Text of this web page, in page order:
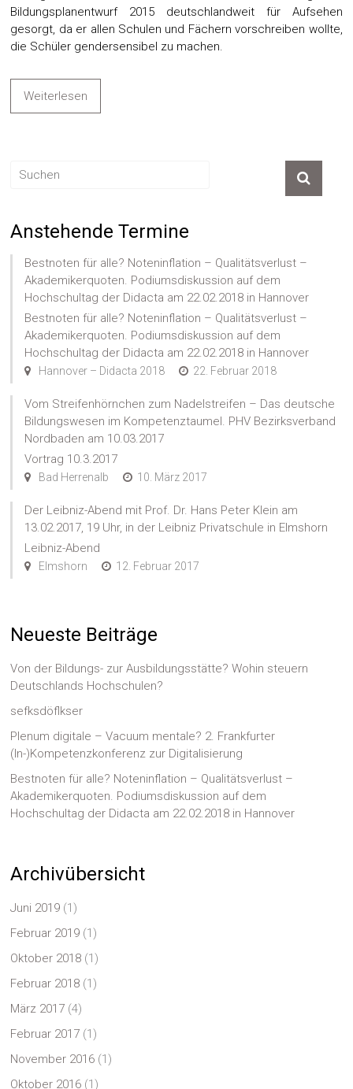
Bildungsplanentwurf 2015 deutschlandweit für Aufsehen
gesorgt, da er allen Schulen und Fächern vorschreiben wollte,
die Schüler gendersensibel zu machen.
Weiterlesen
Anstehende Termine
Bestnoten für alle? Noteninflation – Qualitätsverlust –
Akademikerquoten. Podiumsdiskussion auf dem
Hochschultag der Didacta am 22.02.2018 in Hannover
Bestnoten für alle? Noteninflation – Qualitätsverlust –
Akademikerquoten. Podiumsdiskussion auf dem
Hochschultag der Didacta am 22.02.2018 in Hannover
Hannover – Didacta 2018 22. Februar 2018
Vom Streifenhörnchen zum Nadelstreifen – Das deutsche
Bildungswesen im Kompetenztaumel. PHV Bezirksverband
Nordbaden am 10.03.2017
Vortrag 10.3.2017
Bad Herrenalb 10. März 2017
Der Leibniz-Abend mit Prof. Dr. Hans Peter Klein am
13.02.2017, 19 Uhr, in der Leibniz Privatschule in Elmshorn
Leibniz-Abend
Elmshorn 12. Februar 2017
Neueste Beiträge
Von der Bildungs- zur Ausbildungsstätte? Wohin steuern
Deutschlands Hochschulen?
sefksdöflkser
Plenum digitale – Vacuum mentale? 2. Frankfurter
(In-)Kompetenzkonferenz zur Digitalisierung
Bestnoten für alle? Noteninflation – Qualitätsverlust –
Akademikerquoten. Podiumsdiskussion auf dem
Hochschultag der Didacta am 22.02.2018 in Hannover
Archivübersicht
Juni 2019 (1)
Februar 2019 (1)
Oktober 2018 (1)
Februar 2018 (1)
März 2017 (4)
Februar 2017 (1)
November 2016 (1)
Oktober 2016 (1)